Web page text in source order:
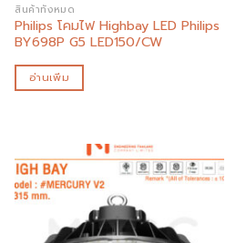
สินค้าทั้งหมด
Philips โคมไฟ Highbay LED Philips
BY698P G5 LED150/CW
อ่านเพิ่ม
Add to
wishlist